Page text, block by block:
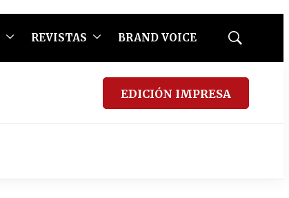
REVISTAS BRAND VOICE
Mostrar
EDICIÓN IMPRESA